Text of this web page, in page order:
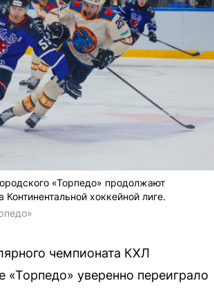
«Торпедо» продолжают
хоккейной лиге.
чемпионата КХЛ
«Торпедо» уверенно переиграло